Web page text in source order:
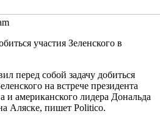
участия Зеленского в
перед собой задачу добиться
на встрече президента
американского лидера Дональда
Аляске, пишет Politico.